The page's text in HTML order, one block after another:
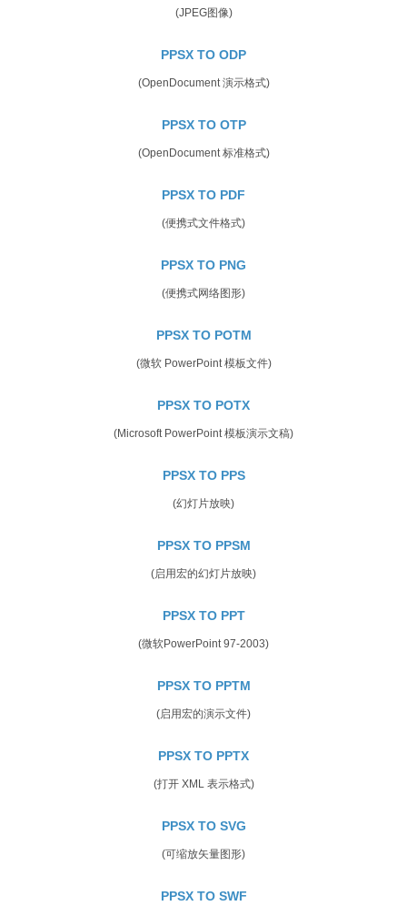
(JPEG图像)
PPSX TO ODP
(OpenDocument 演示格式)
PPSX TO OTP
(OpenDocument 标准格式)
PPSX TO PDF
(便携式文件格式)
PPSX TO PNG
(便携式网络图形)
PPSX TO POTM
(微软 PowerPoint 模板文件)
PPSX TO POTX
(Microsoft PowerPoint 模板演示文稿)
PPSX TO PPS
(幻灯片放映)
PPSX TO PPSM
(启用宏的幻灯片放映)
PPSX TO PPT
(微软PowerPoint 97-2003)
PPSX TO PPTM
(启用宏的演示文件)
PPSX TO PPTX
(打开 XML 表示格式)
PPSX TO SVG
(可缩放矢量图形)
PPSX TO SWF